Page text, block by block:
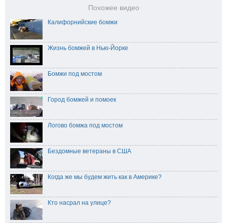
Похожее видео
Калифорнийские бомжи
Жизнь бомжей в Нью-Йорке
Бомжи под мостом
Город бомжей и помоек
Логово бомжа под мостом
Бездомные ветераны в США
Когда же мы будем жить как в Америке?
Кто насрал на улице?